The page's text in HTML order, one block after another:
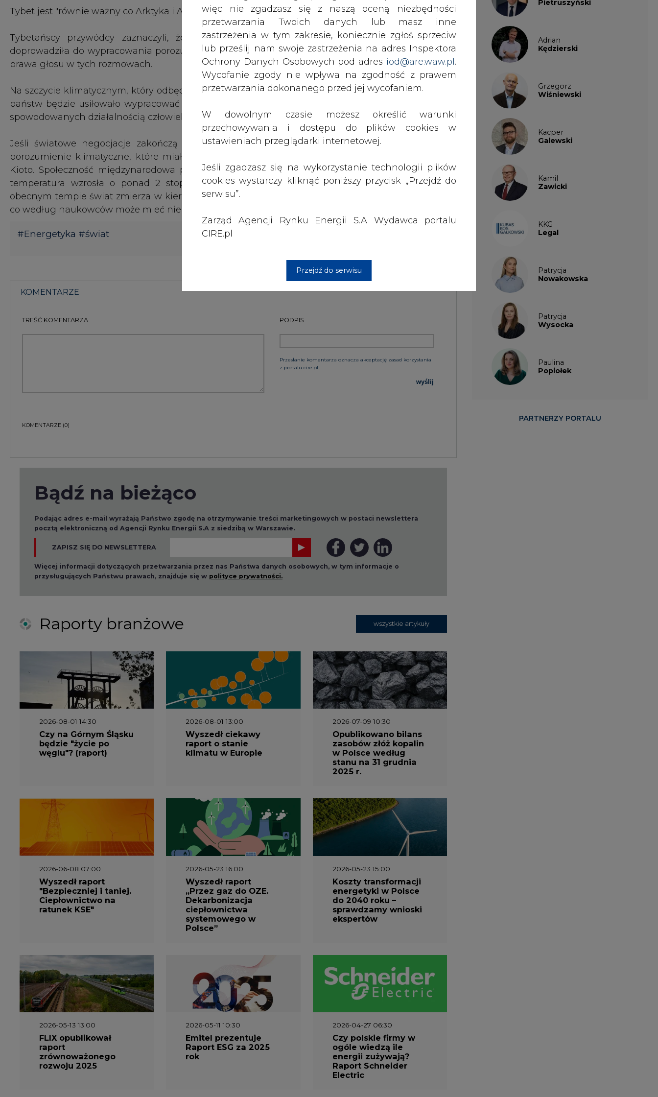
więc nie zgadzasz się z naszą oceną niezbędności
przetwarzania Twoich danych lub masz inne
zastrzeżenia w tym zakresie, koniecznie zgłoś sprzeciw
lub prześlij nam swoje zastrzeżenia na adres Inspektora
Ochrony Danych Osobowych pod adres iod@are.waw.pl .
Wycofanie zgody nie wpływa na zgodność z prawem
przetwarzania dokonanego przed jej wycofaniem.
W dowolnym czasie możesz określić warunki
przechowywania i dostępu do plików cookies w
ustawieniach przeglądarki internetowej.
Jeśli zgadzasz się na wykorzystanie technologii plików
cookies wystarczy kliknąć poniższy przycisk „Przejdź do
serwisu”.
Zarząd Agencji Rynku Energii S.A Wydawca portalu
CIRE.pl
Przejdź do serwisu
Tybet jest "równie ważny co Arktyka i Antarktyda, jest trzecim biegunem" - podkreślił.
Tybetańscy przywódcy zaznaczyli, że chcą, by światowa konferencja klimatyczna w Paryżu
doprowadziła do wypracowania porozumienia w walce z globalnym ociepleniem. Domagali się też
prawa głosu w tych rozmowach.
Na szczycie klimatycznym, który odbędzie się w Paryżu w dniach 30 listopada-11 grudnia, blisko 200
państw będzie usiłowało wypracować porozumienie w sprawie spowolnienia zmian klimatycznych
spowodowanych działalnością człowieka.
Jeśli światowe negocjacje zakończą się sukcesem, w stolicy Francji zostanie zawarte ambitne
porozumienie klimatyczne, które miałoby zacząć obowiązywać po 2020 roku i zastąpić protokół z
Kioto. Społeczność międzynarodowa postawiła sobie za cel niedopuszczenie do tego, by średnia
temperatura wzrosła o ponad 2 stopnie Celsjusza w stosunku do epoki przedindustrialnej. W
obecnym tempie świat zmierza w kierunku wzrostu temperatury o 4 stopnie pod koniec XXI wieku,
co według naukowców może mieć niebezpieczne skutki.
#Energetyka #świat
KOMENTARZE
TREŚĆ KOMENTARZA PODPIS
Przesłanie komentarza oznacza akceptację zasad korzystania
z portalu cire.pl
wyślij
KOMENTARZE (0)
Bądź na bieżąco
Podając adres e-mail wyrażają Państwo zgodę na otrzymywanie treści marketingowych w postaci newslettera
pocztą elektroniczną od Agencji Rynku Energii S.A z siedzibą w Warszawie.
ZAPISZ SIĘ DO NEWSLETTERA
Więcej informacji dotyczących przetwarzania przez nas Państwa danych osobowych, w tym informacje o
przysługujących Państwu prawach, znajduje się w polityce prywatności.
Raporty branżowe wszystkie artykuły
2026-08-01 14:30
Czy na Górnym Śląsku
będzie "życie po
węglu"? (raport)
2026-08-01 13:00
Wyszedł ciekawy
raport o stanie
klimatu w Europie
2026-07-09 10:30
Opublikowano bilans
zasobów złóż kopalin
w Polsce według
stanu na 31 grudnia
2025 r.
2026-06-08 07:00
Wyszedł raport
"Bezpieczniej i taniej.
Ciepłownictwo na
ratunek KSE"
2026-05-23 16:00
Wyszedł raport
„Przez gaz do OZE.
Dekarbonizacja
ciepłownictwa
systemowego w
Polsce”
2026-05-23 15:00
Koszty transformacji
energetyki w Polsce
do 2040 roku –
sprawdzamy wnioski
ekspertów
2026-05-13 13:00
FLIX opublikował
raport
zrównoważonego
rozwoju 2025
2026-05-11 10:30
Emitel prezentuje
Raport ESG za 2025
rok
2026-04-27 06:30
Czy polskie firmy w
ogóle wiedzą ile
energii zużywają?
Raport Schneider
Electric
Pietruszyński
Adrian
Kędzierski
Grzegorz
Wiśniewski
Kacper
Galewski
Kamil
Zawicki
KKG
Legal
Patrycja
Nowakowska
Patrycja
Wysocka
Paulina
Popiołek
PARTNERZY PORTALU